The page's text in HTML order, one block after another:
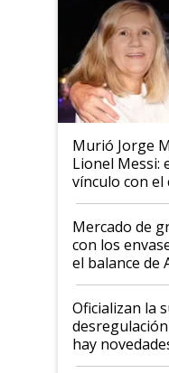
Murió Jorge
Lionel Messi:
vínculo con el
Mercado de
con los
el balance de
Posta
Oficializan la
hay
la hidrovía